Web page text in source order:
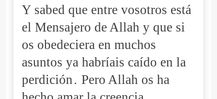
Y sabed que entre vosotros está
el Mensajero de Allah y que si
os obedeciera en muchos
asuntos ya habríais caído en la
perdición. Pero Allah os ha